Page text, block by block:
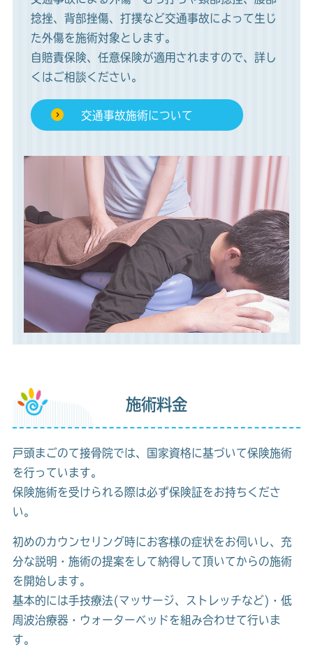
捻挫、背部挫傷、打撲など交通事故によって生じ
た外傷を施術対象とします。
自賠責保険、任意保険が適用されますので、詳し
くはご相談ください。
交通事故施術について
施術料金
戸頭まごのて接骨院では、国家資格に基づいて保険施術
を行っています。
保険施術を受けられる際は必ず保険証をお持ちくださ
い。
初めのカウンセリング時にお客様の症状をお伺いし、充
分な説明・施術の提案をして納得して頂いてからの施術
を開始します。
基本的には手技療法(マッサージ、ストレッチなど)・低
周波治療器・ウォーターベッドを組み合わせて行いま
す。